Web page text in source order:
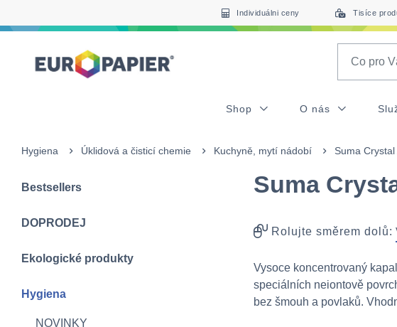
Individuálni ceny Tisíce
Shop O nás
Hygiena Úklidová a čisticí chemie Kuchyně, mytí nádobí Suma Crystal
Bestsellers
DOPRODEJ
Ekologické produkty
Hygiena
NOVINKY
Suma
Rolujte směrem dolů:
Vysoce koncentrovaný
speciálních neiontově
bez šmouh a povlaků.